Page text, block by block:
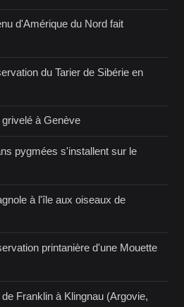
d'Amérique du Nord fait
du Tarier de Sibérie en
à Genève
pygmées s'installent sur le
à l'île aux oiseaux de
printanière d'une Mouette
Franklin à Klingnau (Argovie,